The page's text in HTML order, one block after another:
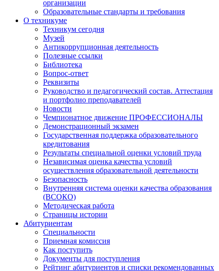
организации
Образовательные стандарты и требования
О техникуме
Техникум сегодня
Музей
Антикоррупционная деятельность
Полезные ссылки
Библиотека
Вопрос-ответ
Реквизиты
Руководство и педагогический состав. Аттестация
и портфолио преподавателей
Новости
Чемпионатное движение ПРОФЕССИОНАЛЫ
Демонстрационный экзамен
Государственная поддержка образовательного
кредитования
Результаты специальной оценки условий труда
Независимая оценка качества условий
осуществления образовательной деятельности
Безопасность
Внутренняя система оценки качества образования
(ВСОКО)
Методическая работа
Страницы истории
Абитуриентам
Специальности
Приемная комиссия
Как поступить
Документы для поступления
Рейтинг абитуриентов и списки рекомендованных